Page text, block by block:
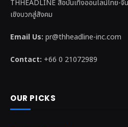
THHEADLINE สื่อบันเทิงออนไลน์ไทย-
เชิงบวกสู่สังคม
Email Us: pr@thheadline-inc.com
Contact: +66 0 21072989
OUR PICKS